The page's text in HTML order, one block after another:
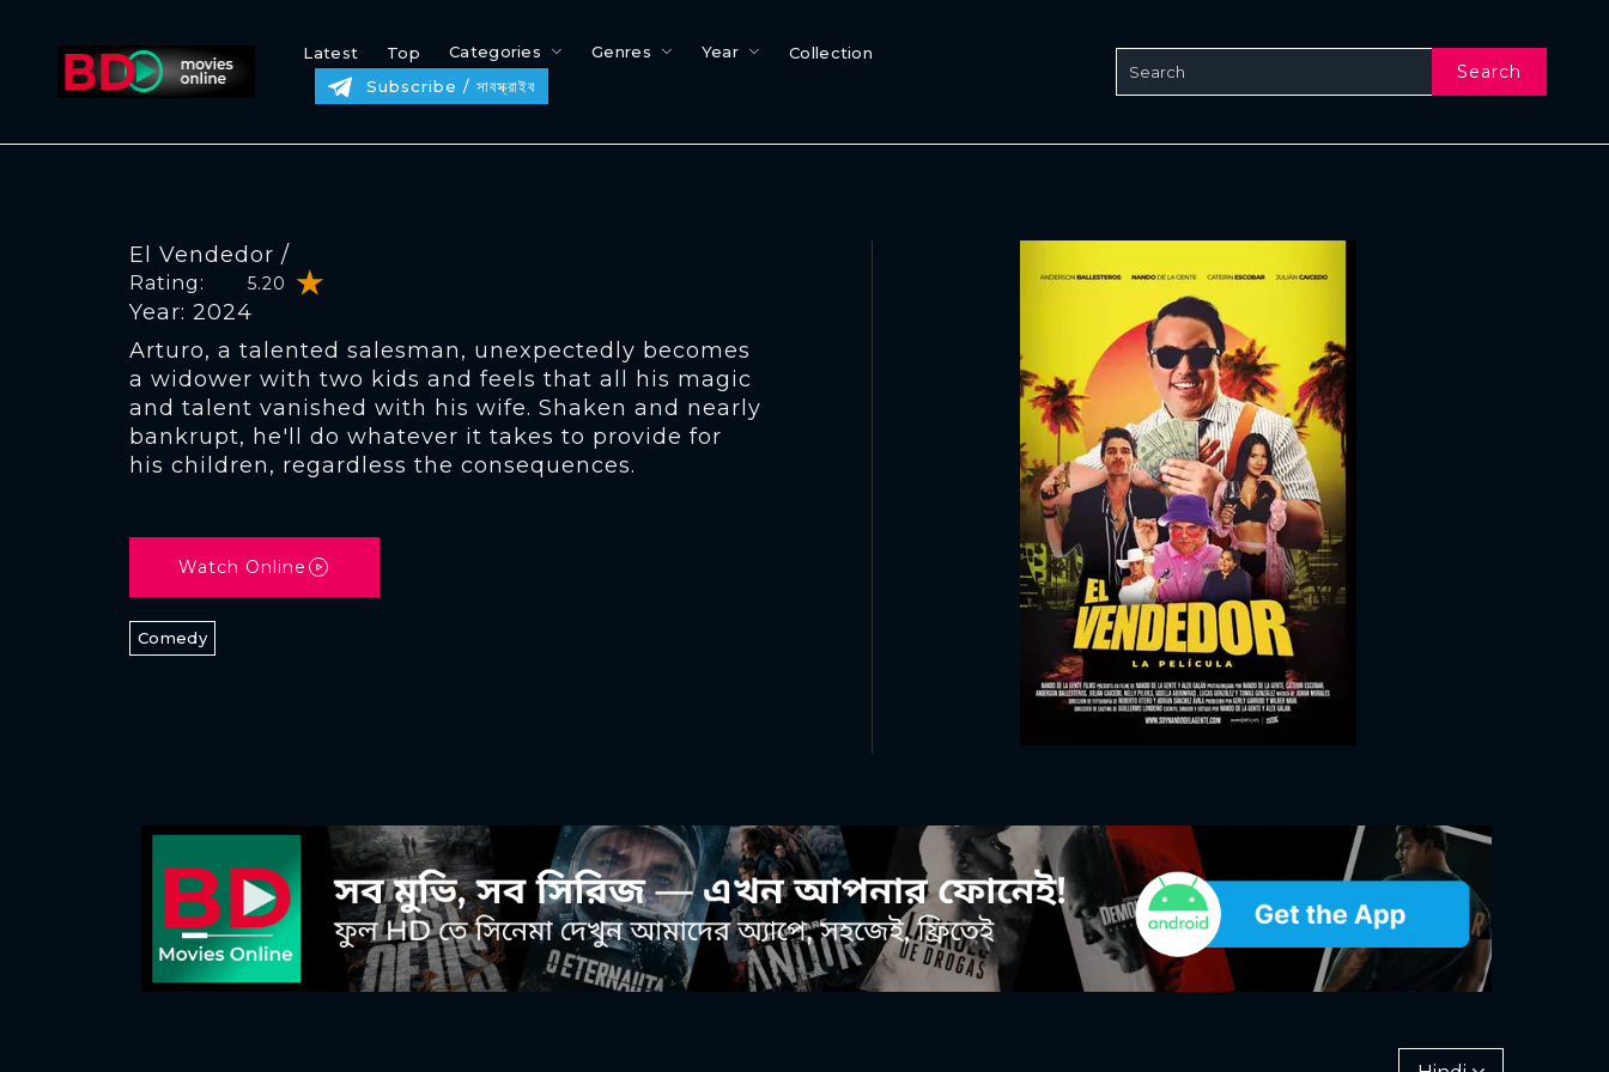
Latest Top Categories Genres Year
Collection
Subscribe / সাবস্ক্রাইব
Search
El Vendedor /
Rating: 5.20
Year: 2024
Arturo, a talented salesman, unexpectedly becomes
a widower with two kids and feels that all his magic
and talent vanished with his wife. Shaken and nearly
bankrupt, he'll do whatever it takes to provide for
his children, regardless the consequences.
Watch Online
Comedy